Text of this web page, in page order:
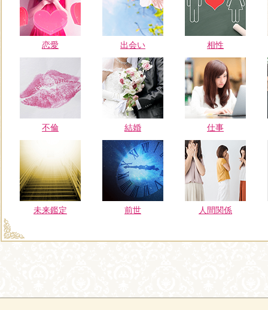
恋愛 出会い 相性
不倫 結婚 仕事
未来鑑定 前世 人間関係